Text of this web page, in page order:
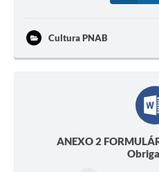
Cultura PNAB
ANEXO 2